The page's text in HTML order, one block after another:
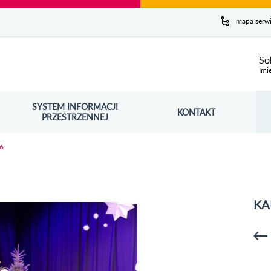
mapa
SYSTEM INFORMACJI
PRZESTRZENNEJ
OTWORZY SIĘ W NOWYM OKNIE KONTAKT